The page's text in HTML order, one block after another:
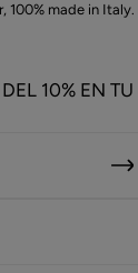
100% made in Italy.
10% EN TU